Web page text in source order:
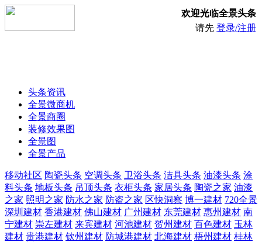
欢迎光临全景头条
请先 登录/注册
头条资讯
全景微商机
全景商圈
装修效果图
全景图
全景产品
移动社区 陶瓷头条 空调头条 卫浴头条 洁具头条 油漆头条 涂
料头条 地板头条 吊顶头条 衣柜头条 家居头条 陶瓷之家 油漆
之家 照明之家 防水之家 防盗之家 区快洞察 博一建材 720全景
深圳建材 香港建材 佛山建材 广州建材 东莞建材 惠州建材 南
宁建材 崇左建材 来宾建材 河池建材 贺州建材 百色建材 玉林
建材 贵港建材 钦州建材 防城港建材 北海建材 梧州建材 桂林